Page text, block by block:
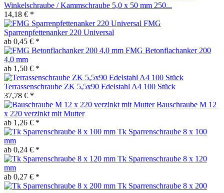
Winkelschraube / Kammschraube 5,0 x 50 mm 250...
14,18 € *
FMG
Sparrenpfettenanker 220 Universal
ab 0,45 € *
FMG Betonflachanker 200
4,0 mm
ab 1,50 € *
Terrassenschraube ZK 5,5x90 Edelstahl A4 100 Stück
37,78 € *
Bauschraube M 12
x 220 verzinkt mit Mutter
ab 1,26 € *
Tk Sparrenschraube 8 x 100
mm
ab 0,24 € *
Tk Sparrenschraube 8 x 120
mm
ab 0,27 € *
Tk Sparrenschraube 8 x 200